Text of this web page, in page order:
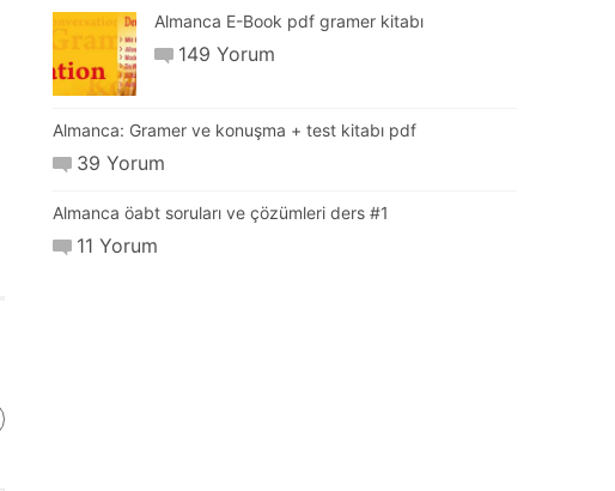
Almanca E-Book pdf gramer kitabı
149 Yorum
Almanca: Gramer ve konuşma + test kitabı pdf
39 Yorum
Almanca öabt soruları ve çözümleri ders #1
11 Yorum